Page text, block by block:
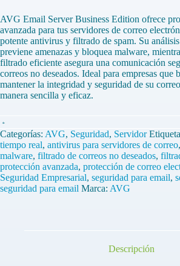
AVG Email Server Business Edition ofrece
avanzada para tus servidores de correo
potente antivirus y filtrado de spam. Su
previene amenazas y bloquea malware,
filtrado eficiente asegura una comunicación
correos no deseados. Ideal para empresas que
mantener la integridad y seguridad de su
manera sencilla y eficaz.
AVG
Email
Server
Business
Edition
1
Servidor
1
Categorías: AVG, Seguridad, Servidor
tiempo real, antivirus para servidores de correo,
malware, filtrado de correos no deseados,
protección avanzada, protección de correo
Seguridad Empresarial, seguridad para email,
seguridad para email Marca: AVG
Descripción